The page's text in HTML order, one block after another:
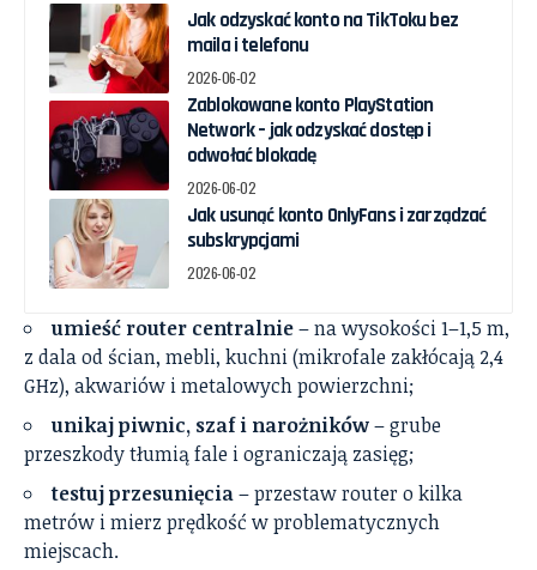
Jak odzyskać konto na TikToku bez
maila i telefonu
2026-06-02
Zablokowane konto PlayStation
Network – jak odzyskać dostęp i
odwołać blokadę
2026-06-02
Jak usunąć konto OnlyFans i zarządzać
subskrypcjami
2026-06-02
umieść router centralnie– na wysokości 1–1,5 m,
z dala od ścian, mebli, kuchni (mikrofale zakłócają 2,4
GHz), akwariów i metalowych powierzchni;
unikaj piwnic, szaf i narożników– grube
przeszkody tłumią fale i ograniczają zasięg;
testuj przesunięcia– przestaw router o kilka
metrów i mierz prędkość w problematycznych
miejscach.